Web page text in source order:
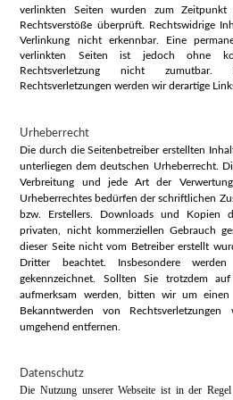
verlinkten Seiten wurden zum
Rechtsverstöße überprüft. Rechtswidrige
Verlinkung nicht erkennbar. Eine
verlinkten Seiten ist jedoch ohne
Rechtsverletzung nicht zumutbar.
Rechtsverletzungen werden wir derartige
Urheberrecht
Die durch die Seitenbetreiber erstellten
unterliegen dem deutschen Urheberrecht.
Verbreitung und jede Art der
Urheberrechtes bedürfen der schriftlichen
bzw. Erstellers. Downloads und Kopien
privaten, nicht kommerziellen Gebrauch
dieser Seite nicht vom Betreiber erstellt
Dritter beachtet. Insbesondere
gekennzeichnet. Sollten Sie trotzdem auf
aufmerksam werden, bitten wir um einen
Bekanntwerden von
umgehend entfernen.
Datenschutz
Die Nutzung unserer Webseite ist in der Regel